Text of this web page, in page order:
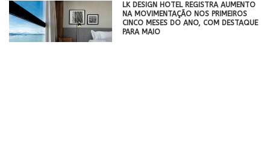
LK DESIGN HOTEL REGISTRA AUMENTO
NA MOVIMENTAÇÃO NOS PRIMEIROS
CINCO MESES DO ANO, COM DESTAQUE
PARA MAIO